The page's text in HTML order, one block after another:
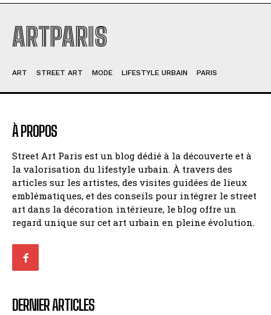
ARTPARIS
ART STREET ART MODE LIFESTYLE URBAIN PARIS
À PROPOS
Street Art Paris est un blog dédié à la découverte et à
la valorisation du lifestyle urbain. À travers des
articles sur les artistes, des visites guidées de lieux
emblématiques, et des conseils pour intégrer le street
art dans la décoration intérieure, le blog offre un
regard unique sur cet art urbain en pleine évolution.
DERNIER ARTICLES